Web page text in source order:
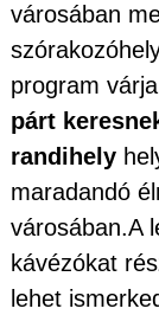
városában
program
párt
randihely
maradandó
városában.A
kávézókat
lehet